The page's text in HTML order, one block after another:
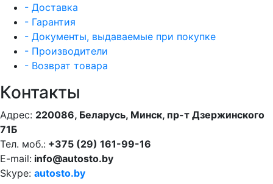
- Доставка
- Гарантия
- Документы, выдаваемые при покупке
- Производители
- Возврат товара
Контакты
Адрес: 220086, Беларусь, Минск, пр-т Дзержинского
71Б
Тел. моб.: +375 (29) 161-99-16
E-mail: info@autosto.by
Skype: autosto.by